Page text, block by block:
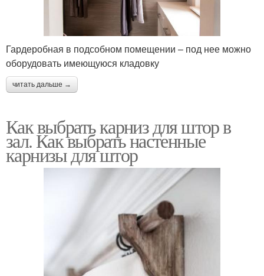
Гардеробная в подсобном помещении – под нее можно
оборудовать имеющуюся кладовку
читать дальше →
Как выбрать карниз для штор в
зал. Как выбрать настенные
карнизы для штор